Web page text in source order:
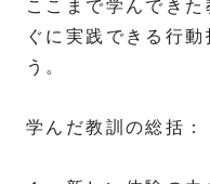
ここまで学んでき
ぐに実践できる行
う。
学んだ教訓の総括：